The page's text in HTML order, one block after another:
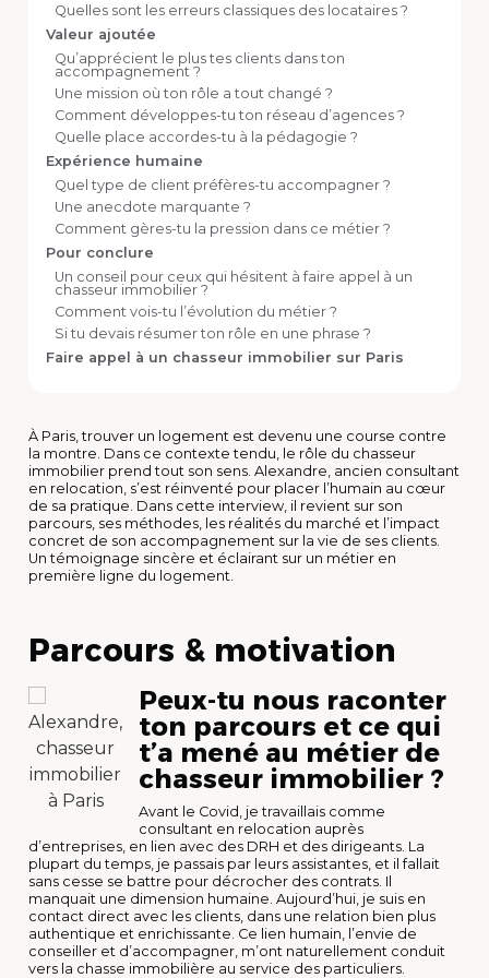
Quelles sont les erreurs classiques des locataires ?‍
Valeur ajoutée
Qu’apprécient le plus tes clients dans ton
accompagnement ?‍
Une mission où ton rôle a tout changé ?‍
Comment développes-tu ton réseau d’agences ?‍
Quelle place accordes-tu à la pédagogie ?‍
Expérience humaine
Quel type de client préfères-tu accompagner ?‍
Une anecdote marquante ?‍
Comment gères-tu la pression dans ce métier ?‍
Pour conclure
Un conseil pour ceux qui hésitent à faire appel à un
chasseur immobilier ?‍
Comment vois-tu l’évolution du métier ?‍
Si tu devais résumer ton rôle en une phrase ?‍
Faire appel à un chasseur immobilier sur Paris
À Paris, trouver un logement est devenu une course contre
la montre. Dans ce contexte tendu, le rôle du chasseur
immobilier prend tout son sens. Alexandre, ancien consultant
en relocation, s’est réinventé pour placer l’humain au cœur
de sa pratique. Dans cette interview, il revient sur son
parcours, ses méthodes, les réalités du marché et l’impact
concret de son accompagnement sur la vie de ses clients.
Un témoignage sincère et éclairant sur un métier en
première ligne du logement.
Parcours & motivation
Alexandre,
chasseur
immobilier
à Paris
Peux-tu nous raconter
ton parcours et ce qui
t’a mené au métier de
chasseur immobilier ?
Avant le Covid, je travaillais comme
consultant en relocation auprès
d’entreprises, en lien avec des DRH et des dirigeants. La
plupart du temps, je passais par leurs assistantes, et il fallait
sans cesse se battre pour décrocher des contrats. Il
manquait une dimension humaine. Aujourd’hui, je suis en
contact direct avec les clients, dans une relation bien plus
authentique et enrichissante. Ce lien humain, l’envie de
conseiller et d’accompagner, m’ont naturellement conduit
vers la chasse immobilière au service des particuliers.